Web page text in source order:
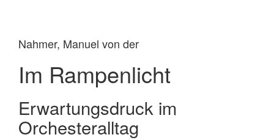
Nahmer, Manuel von der
Im Rampenlicht
Erwartungsdruck im
Orchesteralltag